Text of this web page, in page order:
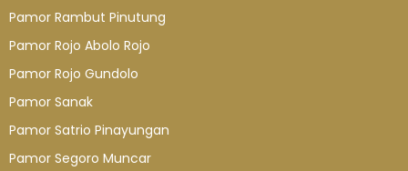
Pamor Rambut Pinutung
Pamor Rojo Abolo Rojo
Pamor Rojo Gundolo
Pamor Sanak
Pamor Satrio Pinayungan
Pamor Segoro Muncar